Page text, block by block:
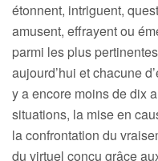
étonnent, intriguent,
amusent, effrayent ou
parmi les plus
aujourd’hui et chacune
y a encore moins de dix
situations, la mise en
la confrontation du
du virtuel conçu grâce